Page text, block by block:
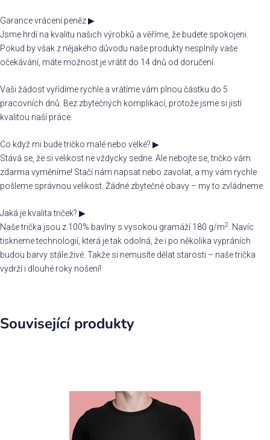
Garance vrácení peněz▶
Jsme hrdí na kvalitu našich výrobků a věříme, že budete spokojeni.
Pokud by však z nějakého důvodu naše produkty nesplnily vaše
očekávání, máte možnost je vrátit do 14 dnů od doručení.
Vaši žádost vyřídíme rychle a vrátíme vám plnou částku do 5
pracovních dnů. Bez zbytečných komplikací, protože jsme si jistí
kvalitou naší práce.
Co když mi bude tričko malé nebo velké? ▶
Stává se, že si velikost ne vždycky sedne. Ale nebojte se, tričko vám
zdarma vyměníme! Stačí nám napsat nebo zavolat, a my vám rychle
pošleme správnou velikost. Žádné zbytečné obavy – my to zvládneme.
Jaká je kvalita triček? ▶
Naše trička jsou z 100% bavlny s vysokou gramáží 180 g/m2
. Navíc
tiskneme technologií, která je tak odolná, že i po několika vypráních
budou barvy stále živé. Takže si nemusíte dělat starosti – naše trička
vydrží i dlouhé roky nošení!
Související produkty